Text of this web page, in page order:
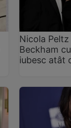
Nicola
Beckham
iubesc atât